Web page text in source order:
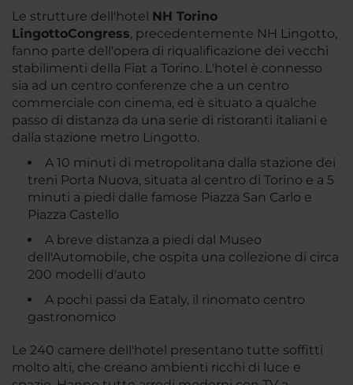
Le strutture dell'hotel NH Torino
LingottoCongress, precedentemente NH Lingotto,
fanno parte dell'opera di riqualificazione dei vecchi
stabilimenti della Fiat a Torino. L'hotel è connesso
sia ad un centro conferenze che a un centro
commerciale con cinema, ed è situato a qualche
passo di distanza da una serie di ristoranti italiani e
dalla stazione metro Lingotto.
A 10 minuti di metropolitana dalla stazione dei
treni Porta Nuova, situata al centro di Torino e a 5
minuti a piedi dalle famose Piazza San Carlo e
Piazza Castello
A breve distanza a piedi dal Museo
dell'Automobile, che ospita una collezione di circa
200 modelli d'auto
A pochi passi da Eataly, il rinomato centro
gastronomico
Le 240 camere dell'hotel presentano tutte soffitti
molto alti, che creano ambienti ricchi di luce e